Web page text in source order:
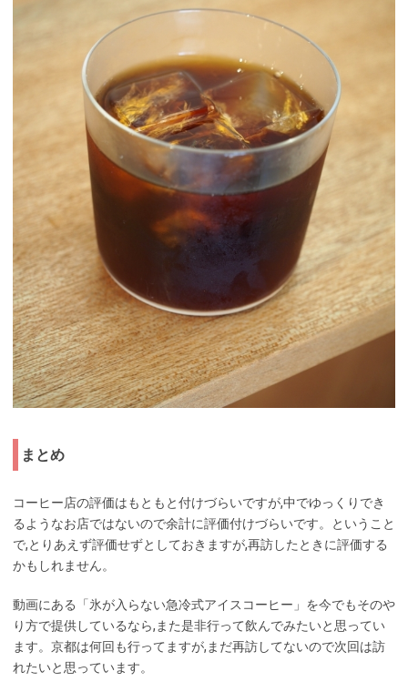
まとめ
コーヒー店の評価はもともと付けづらいですが,中でゆっくりでき
るようなお店ではないので余計に評価付けづらいです。ということ
で,とりあえず評価せずとしておきますが,再訪したときに評価する
かもしれません。
動画にある「氷が入らない急冷式アイスコーヒー」を今でもそのや
り方で提供しているなら,また是非行って飲んでみたいと思ってい
ます。京都は何回も行ってますが,まだ再訪してないので次回は訪
れたいと思っています。